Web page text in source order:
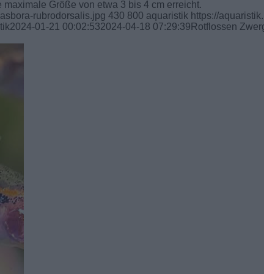
Größe von etwa 3 bis 4 cm erreicht.
rubrodorsalis.jpg 430 800 aquaristik https://
2024-01-21 00:02:532024-04-18 07:29:39 Rotflossen